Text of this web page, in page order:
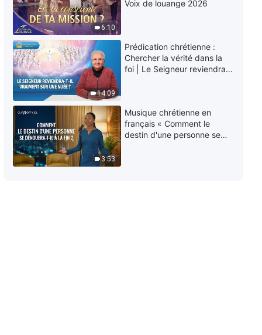
6:36
Paroles de Dieu quotidiennes :
Connaître Dieu | Extrait 67
7:49
Paroles de Dieu quotidiennes :
Connaître Dieu | Extrait 68
Paroles de Dieu quotidiennes :
Connaître Dieu | Extrait 69
6:10
Voix de louange 2026
14:09
Prédication chrétienne :
Chercher la vérité dans la
foi | Le Seigneur reviendra-
3:53
Musique chrétienne en
français « Comment le
destin d'une personne se